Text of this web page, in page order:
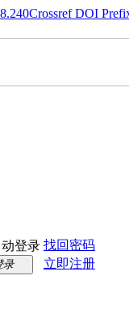
Crossref DOI
动登录 找回密码
录 立即注册